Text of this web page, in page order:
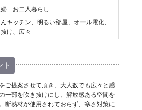
婦 お二人暮らし
キッチン、明るい部屋、オール電化、
け、広々
ト
ご提案させて頂き、大人数でも広々と感
一部を吹き抜けにし、解放感ある空間を
断熱材が使用されておらず、寒さ対策に